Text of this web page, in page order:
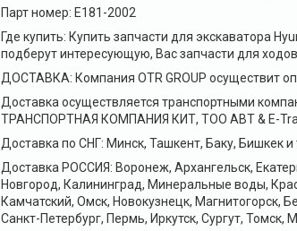
Парт номер: E181-2002
Где купить: Купить запчасти для экскаватора
подберут интересующую, Вас запчасти для
ДОСТАВКА: Компания OTR GROUP осуществит
Доставка осуществляется транспортными
ТРАНСПОРТНАЯ КОМПАНИЯ КИТ, ТОО ABT & E-
Доставка по СНГ: Минск, Ташкент, Баку, Бишкек и
Доставка РОССИЯ: Воронеж, Архангельск,
Новгород, Калининград, Минеральные воды,
Камчатский, Омск, Новокузнецк, Магнитогорск,
Санкт-Петербург, Пермь, Иркутск, Сургут,